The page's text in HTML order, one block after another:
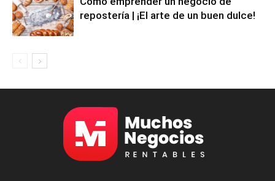
repostería | ¡El arte de un buen dulce!